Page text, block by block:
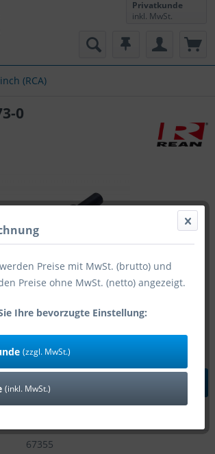
Privatkunde
inkl. MwSt.
(RCA)
0
(Bestand: 92)
67355
Preise mit MwSt. (brutto) und
Preise ohne MwSt. (netto) angezeigt.
Ihre bevorzugte Einstellung:
(zzgl. MwSt.)
(inkl. MwSt.)